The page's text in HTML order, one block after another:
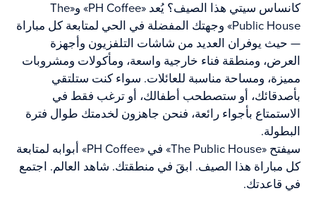
كانساس سيتي هذا الصيف؟ يُعد «PH Coffee» و«The
Public House» وجهتك المفضلة في الحي لمتابعة كل مباراة
— حيث يوفران العديد من شاشات التلفزيون وأجهزة
العرض، ومنطقة فناء خارجية واسعة، ومأكولات ومشروبات
مميزة، ومساحة مناسبة للعائلات. سواء كنت ستلتقي
بأصدقائك، أو ستصطحب أطفالك، أو ترغب فقط في
الاستمتاع بأجواء رائعة، فنحن جاهزون لخدمتك طوال فترة
البطولة.
سيفتح «The Public House» في «PH Coffee» أبوابه لمتابعة
كل مباراة هذا الصيف. ابقَ في منطقتك. شاهد العالم. اجتمع
في قاعدتك.